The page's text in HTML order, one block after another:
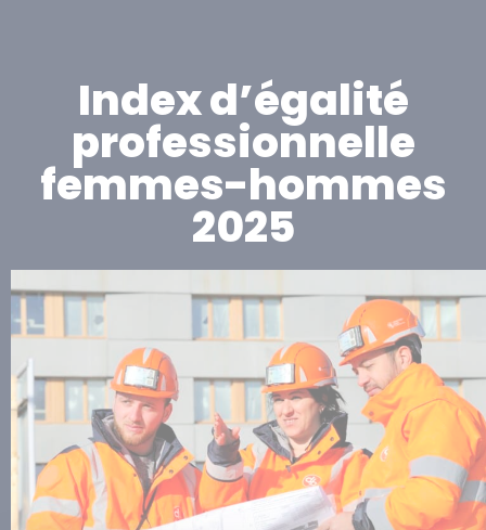
Index d’égalité
professionnelle
femmes-hommes
2025